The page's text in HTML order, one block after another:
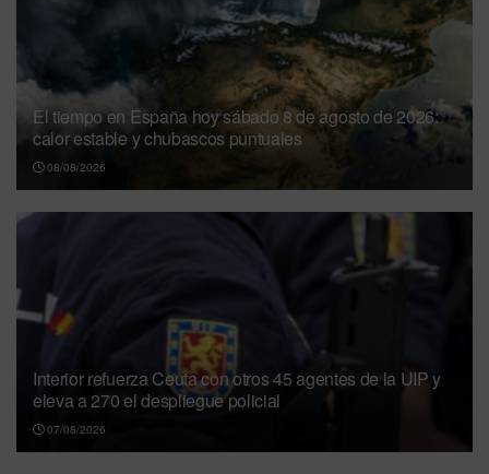
El tiempo en España hoy sábado 8 de agosto de 2026:
calor estable y chubascos puntuales
08/08/2026
Interior refuerza Ceuta con otros 45 agentes de la UIP y
eleva a 270 el despliegue policial
07/08/2026